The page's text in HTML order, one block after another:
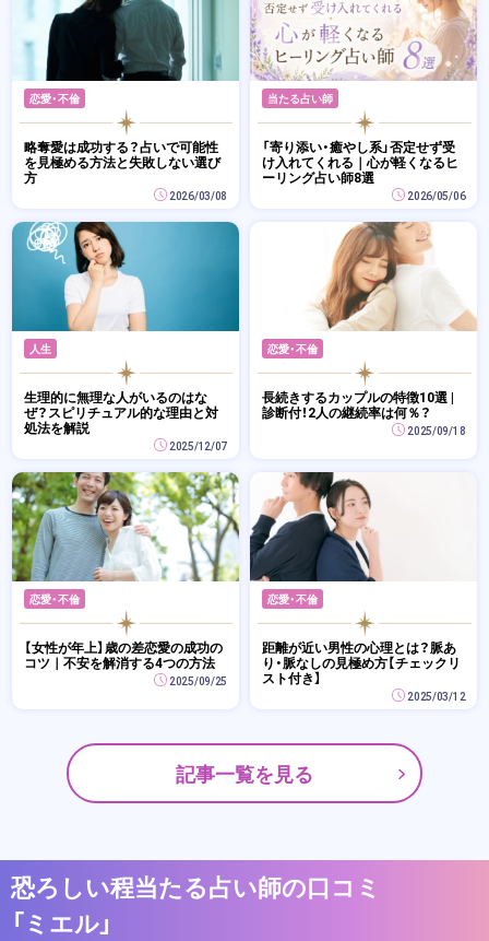
恋愛・不倫
略奪愛は成功する？占いで可能性
を見極める方法と失敗しない選び
方
2026/03/08
当たる占い師
「寄り添い・癒やし系」否定せず受
け入れてくれる｜心が軽くなるヒ
ーリング占い師8選
2026/05/06
人生
生理的に無理な人がいるのはな
ぜ？スピリチュアル的な理由と対
処法を解説
2025/12/07
恋愛・不倫
長続きするカップルの特徴10選 |
診断付！2人の継続率は何％？
2025/09/18
恋愛・不倫
【女性が年上】歳の差恋愛の成功の
コツ｜不安を解消する4つの方法
2025/09/25
恋愛・不倫
距離が近い男性の心理とは？脈あ
り・脈なしの見極め方【チェックリ
スト付き】
2025/03/12
記事一覧を見る
恐ろしい程当たる占い師の口コミ
「ミエル」